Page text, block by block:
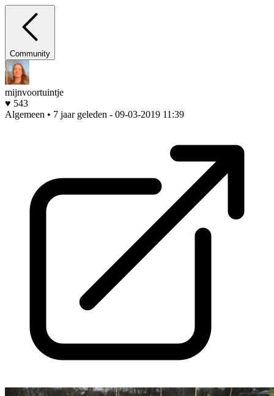
Community
mijnvoortuintje
♥ 543
Algemeen • 7 jaar geleden - 09-03-2019 11:39